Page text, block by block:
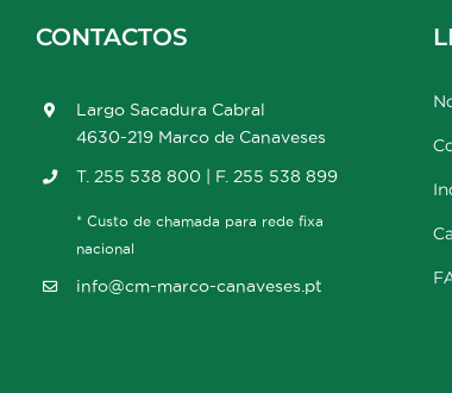
CONTACTOS
Largo Sacadura Cabral
4630-219 Marco de Canaveses
T. 255 538 800 | F. 255 538 899
* Custo de chamada para rede fixa
nacional
info@cm-marco-canaveses.pt